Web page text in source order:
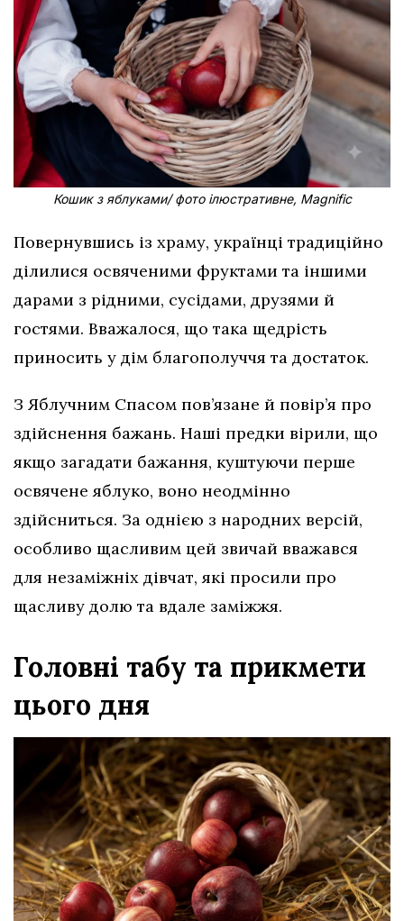
Кошик з яблуками/ фото ілюстративне, Magnific
Повернувшись із храму, українці традиційно
ділилися освяченими фруктами та іншими
дарами з рідними, сусідами, друзями й
гостями. Вважалося, що така щедрість
приносить у дім благополуччя та достаток.
З Яблучним Спасом пов’язане й повір’я про
здійснення бажань. Наші предки вірили, що
якщо загадати бажання, куштуючи перше
освячене яблуко, воно неодмінно
здійсниться. За однією з народних версій,
особливо щасливим цей звичай вважався
для незаміжніх дівчат, які просили про
щасливу долю та вдале заміжжя.
Головні табу та прикмети
цього дня